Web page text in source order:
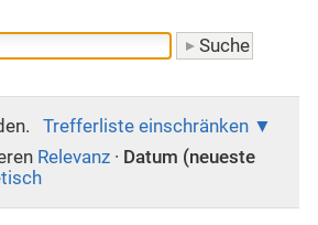
Trefferliste einschränken
Relevanz · Datum (neueste